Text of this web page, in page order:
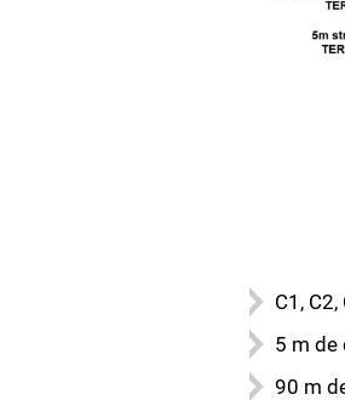
C1,
5 m de
90 m